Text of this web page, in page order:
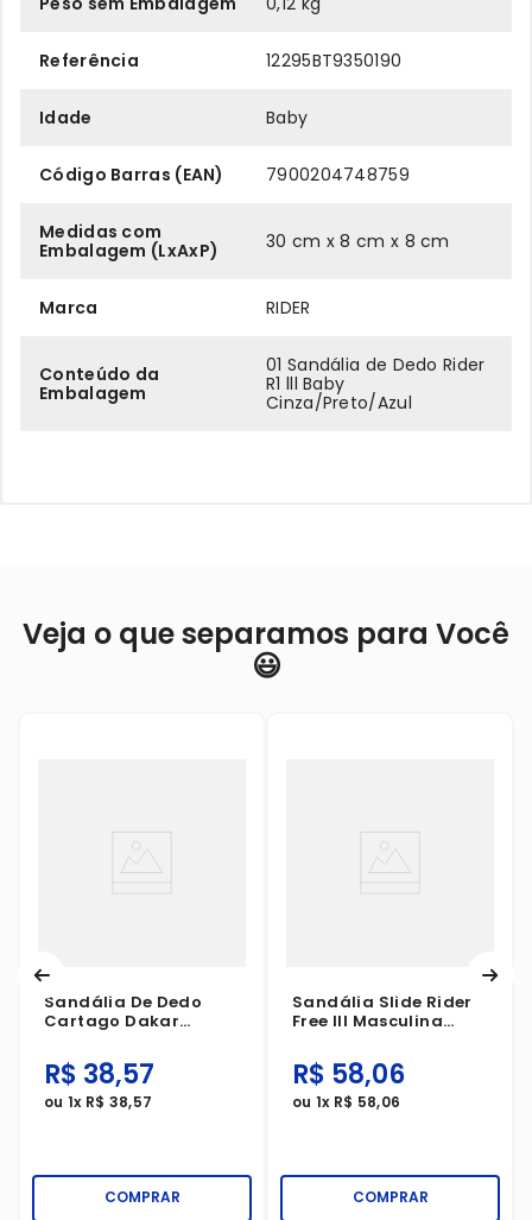
Referência 12295BT9350190
Idade Baby
Código Barras (EAN) 7900204748759
Medidas com
Embalagem (LxAxP)
30 cm x 8 cm x 8 cm
Marca RIDER
Conteúdo da
Embalagem
01 Sandália de Dedo Rider
R1 lll Baby
Cinza/Preto/Azul
Veja o que separamos para Você
😃
Sandália De Dedo
Cartago Dakar
Cinza/Preto/Bege
R$ 38,57
ou 1x R$ 38,57
COMPRAR
Sandália Slide Rider
Free III Masculina
R$ 58,06
ou 1x R$ 58,06
COMPRAR